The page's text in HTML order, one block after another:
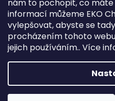
nám to pochopit, co
informací můžeme EKO
vylepšovat, abyste se
procházením tohoto
jejich používáním.. Více
ekochlupac.cz
EKO